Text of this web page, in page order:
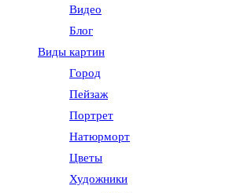
Видео
Блог
Виды картин
Город
Пейзаж
Портрет
Натюрморт
Цветы
Художники